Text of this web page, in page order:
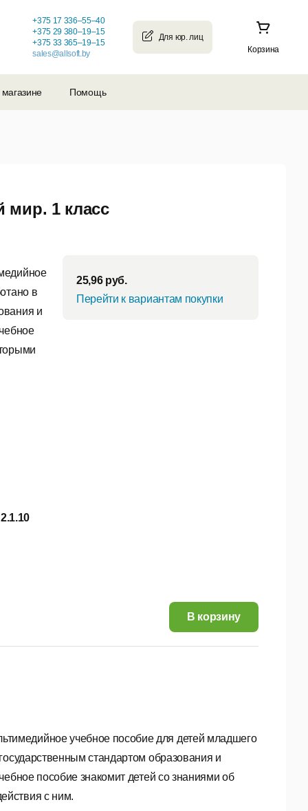
Корзина
+375 17 336–55–40
+375 29 380–19–15
+375 33 365–19–15
sales@allsoft.by
Помощь
1 класс
в
и
25,96руб.
Перейти к вариантам покупки
учебное пособие для детей младшего
стандартом образования и
пособие знакомит детей со знаниями об
с ним.
В корзину